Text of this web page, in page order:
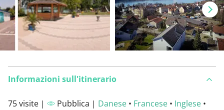
Informazioni sull'itinerario
75 visite | Pubblica | Danese • Francese • Inglese •